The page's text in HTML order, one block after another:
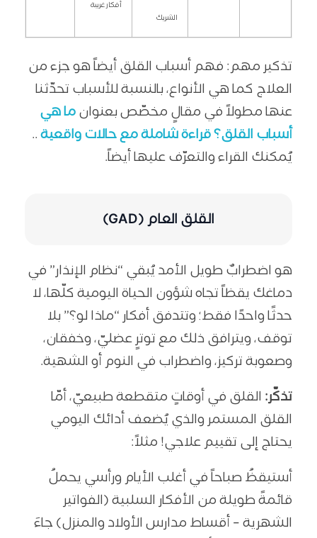
الشريك
أفكار غريبة
تذكير مهم: فهم أسباب القلق أيضاً هو جزء من
العلاج كما هي الأنواع، بالنسبة للأسباب تحدّثنا
عنها مطولاً في مقالٍ مخصّص بعنوان ما هي
أسباب القلق؟ قراءة شاملة مع حالات واقعية ..
يُمكنك القراء والتعرّف عليها أيضاً.
القلق العام (GAD)
هو اضطرابٌ طويل الأمد يُبقي “نظام الإنذار” في
دماغك يقظاً تجاه شؤون الحياة اليومية كلّها، لا
حدثًا واحدًا فقط؛ وتتدفق أفكار “ماذا لو؟” بلا
توقف، ويترافق ذلك مع توترٍ عضليّ، وخفقان،
وصعوبة تركيز، واضطراب في النوم أو الشهية.
تذكّر: القلق في أوقاتٍ متقطعة طبيعيّ، أمّا
القلق المستمر والذي يُضعف أدائك اليومي
يحتاج إلى تقييم علاجي! مثلاً:
أستيقظُ صباحاً في أغلب الأيام ورأسي يحملُ
قائمةً طويلة من الأفكار السلبية (الفواتير
الشهرية – أقساط مدارس الأولاد والمنزل) جاءَ